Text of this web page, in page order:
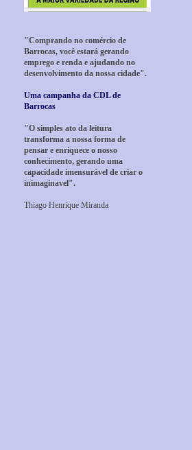
"Comprando no comércio de
Barrocas, você estará gerando
emprego e renda e ajudando no
desenvolvimento da nossa cidade".
Uma campanha da CDL de
Barrocas
"O simples ato da leitura
transforma a nossa forma de
pensar e enriquece o nosso
conhecimento, gerando uma
capacidade imensurável de criar o
inimaginavel".
Thiago Henrique Miranda